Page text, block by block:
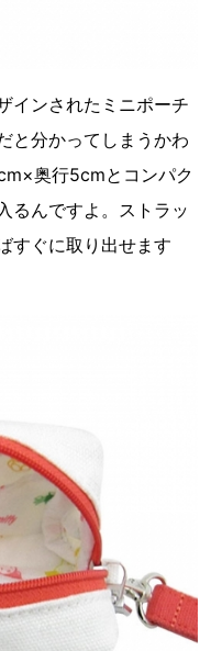
インされたミニポーチ
と分かってしまうかわ
奥行5cmとコンパク
るんですよ。ストラッ
すぐに取り出せます